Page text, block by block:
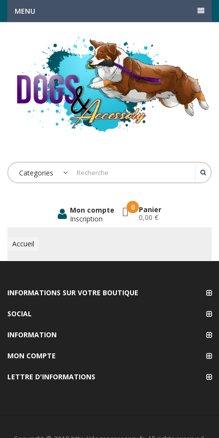
MENU
Categories
0 Panier
0,00 €
Mon compte
Inscription
Accueil
INFORMATIONS SUR VOTRE BOUTIQUE
SOCIAL
INFORMATION
MON COMPTE
LETTRE D'INFORMATIONS